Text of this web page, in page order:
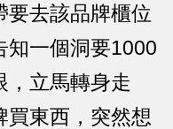
要去該品牌櫃位
知一個洞要1000
，立馬轉身走
買東西，突然想